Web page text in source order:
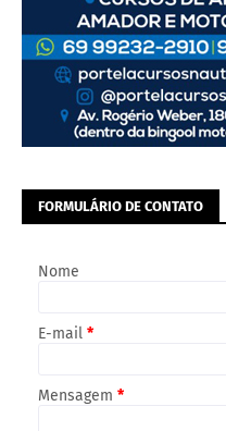
FORMULÁRIO DE CONTATO
Nome
E-mail *
Mensagem *